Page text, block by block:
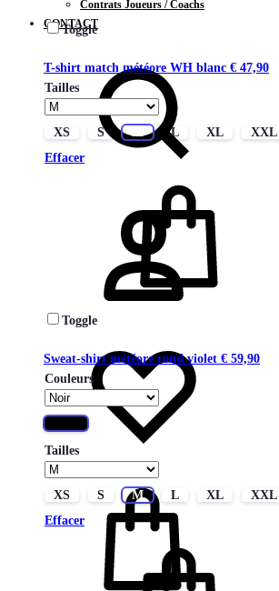
Contrats Joueurs / Coachs
CONTACT
Toggle
T-shirt match météore WH blanc € 47,90
Tailles
XS S M L XL
XXL
Effacer
Toggle
Sweat-shirt météore rond violet € 59,90
Couleurs
Tailles
XS S M L XL
XXL
Effacer